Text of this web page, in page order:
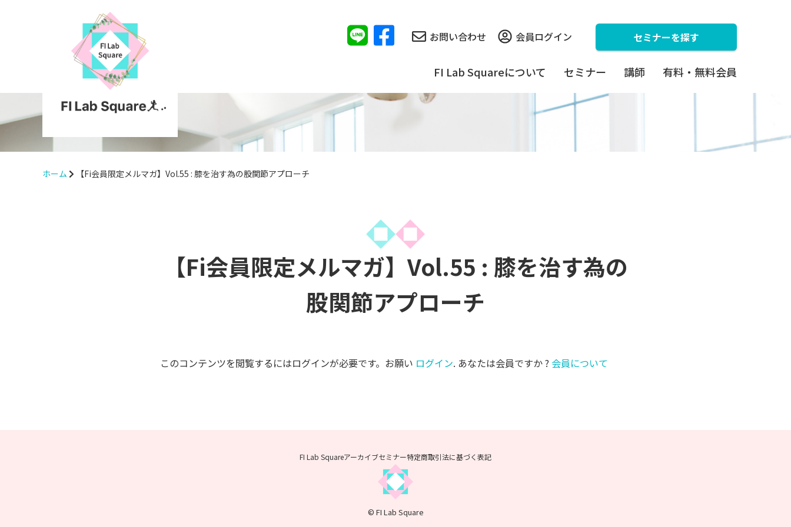
お問い合わせ 会員ログイン セミナーを探す
FI Lab Squareについて セミナー 講師 有料・無料会員
ホーム 【Fi会員限定メルマガ】Vol.55 : 膝を治す為の股関節アプローチ
【Fi会員限定メルマガ】Vol.55 : 膝を治す為の
股関節アプローチ
このコンテンツを閲覧するにはログインが必要です。お願い ログイン. あなたは会員ですか ? 会員について
FI Lab Squareアーカイブセミナー特定商取引法に基づく表記
© FI Lab Square